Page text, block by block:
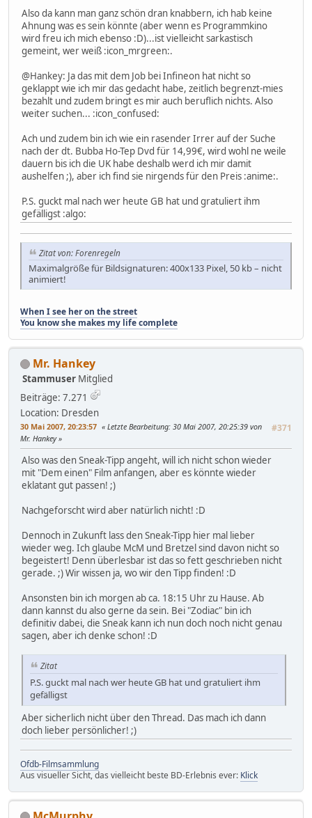
Also da kann man ganz schön dran knabbern, ich hab keine
Ahnung was es sein könnte (aber wenn es Programmkino
wird freu ich mich ebenso :D)...ist vielleicht sarkastisch
gemeint, wer weiß :icon_mrgreen:.
@Hankey: Ja das mit dem Job bei Infineon hat nicht so
geklappt wie ich mir das gedacht habe, zeitlich begrenzt-mies
bezahlt und zudem bringt es mir auch beruflich nichts. Also
weiter suchen... :icon_confused:
Ach und zudem bin ich wie ein rasender Irrer auf der Suche
nach der dt. Bubba Ho-Tep Dvd für 14,99€, wird wohl ne weile
dauern bis ich die UK habe deshalb werd ich mir damit
aushelfen ;), aber ich find sie nirgends für den Preis :anime:.
P.S. guckt mal nach wer heute GB hat und gratuliert ihm
gefälligst :algo:
Zitat von: Forenregeln
Maximalgröße für Bildsignaturen: 400x133 Pixel, 50 kb – nicht
animiert!
When I see her on the street
You know she makes my life complete
Mr. Hankey
Stammuser Mitglied
Beiträge: 7.271
Location: Dresden
30 Mai 2007, 20:23:57 #371
Letzte Bearbeitung: 30 Mai 2007, 20:25:39 von
Mr. Hankey
Also was den Sneak-Tipp angeht, will ich nicht schon wieder
mit "Dem einen" Film anfangen, aber es könnte wieder
eklatant gut passen! ;)
Nachgeforscht wird aber natürlich nicht! :D
Dennoch in Zukunft lass den Sneak-Tipp hier mal lieber
wieder weg. Ich glaube McM und Bretzel sind davon nicht so
begeistert! Denn überlesbar ist das so fett geschrieben nicht
gerade. ;) Wir wissen ja, wo wir den Tipp finden! :D
Ansonsten bin ich morgen ab ca. 18:15 Uhr zu Hause. Ab
dann kannst du also gerne da sein. Bei "Zodiac" bin ich
definitiv dabei, die Sneak kann ich nun doch noch nicht genau
sagen, aber ich denke schon! :D
Zitat
P.S. guckt mal nach wer heute GB hat und gratuliert ihm
gefälligst
Aber sicherlich nicht über den Thread. Das mach ich dann
doch lieber persönlicher! ;)
Ofdb-Filmsammlung
Aus visueller Sicht, das vielleicht beste BD-Erlebnis ever: Klick